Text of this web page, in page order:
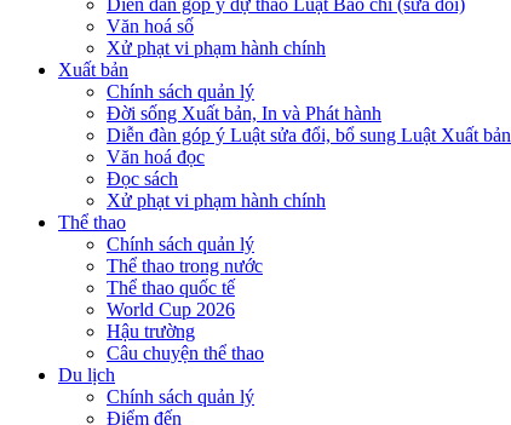
Diễn đàn góp ý dự thảo Luật Báo chí (sửa đổi)
Văn hoá số
Xử phạt vi phạm hành chính
Xuất bản
Chính sách quản lý
Đời sống Xuất bản, In và Phát hành
Diễn đàn góp ý Luật sửa đổi, bổ sung Luật Xuất bản
Văn hoá đọc
Đọc sách
Xử phạt vi phạm hành chính
Thể thao
Chính sách quản lý
Thể thao trong nước
Thể thao quốc tế
World Cup 2026
Hậu trường
Câu chuyện thể thao
Du lịch
Chính sách quản lý
Điểm đến